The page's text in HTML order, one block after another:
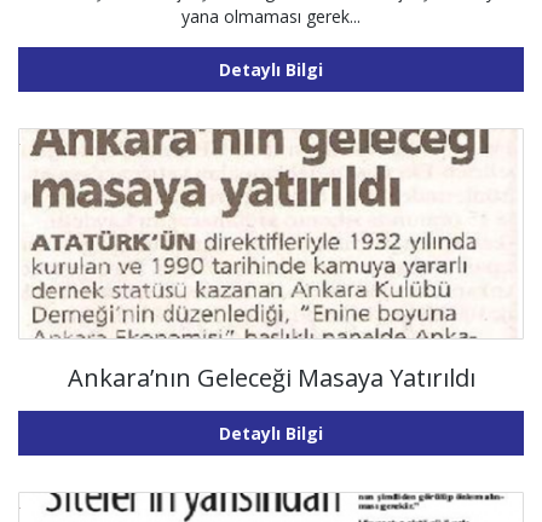
yana olmaması gerek...
Detaylı Bilgi
Ankara’nın Geleceği Masaya Yatırıldı
Detaylı Bilgi